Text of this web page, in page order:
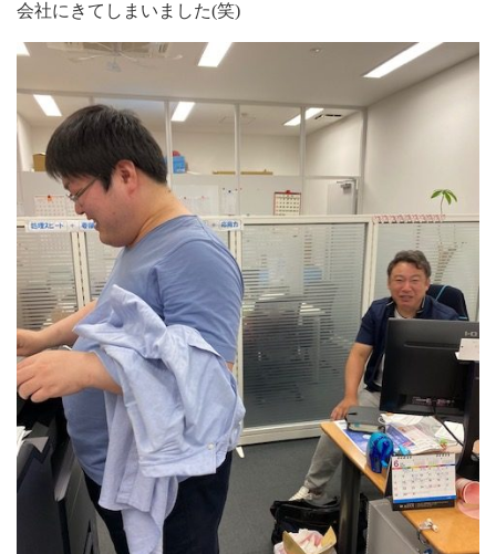
会社にきてしまいました(笑)